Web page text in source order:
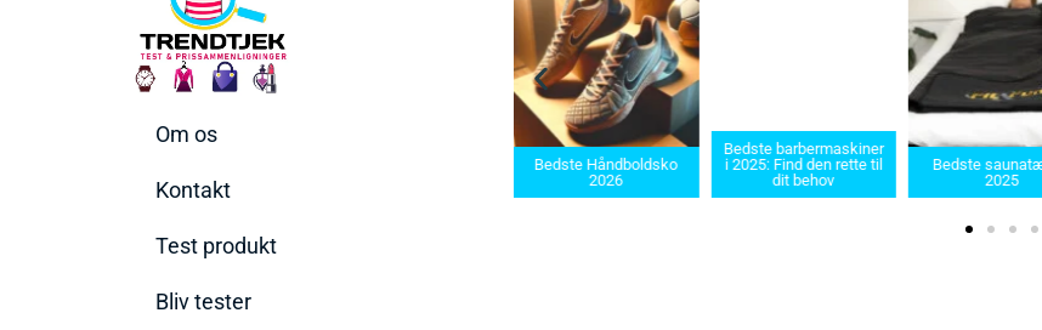
Om os
Kontakt
Test produkt
Bliv tester
2025
Bedste Håndboldsko
2026
Bedste barbermaskiner
i 2025: Find den rette til
dit behov
Bedste saunatæppe
2025